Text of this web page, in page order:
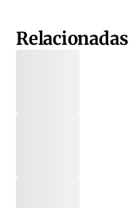
Relacionadas